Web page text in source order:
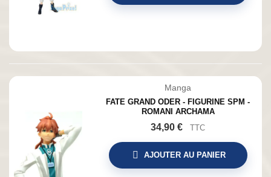
Manga
FATE GRAND ODER - FIGURINE SPM -
ROMANI ARCHAMA
34,90 € TTC
AJOUTER AU PANIER